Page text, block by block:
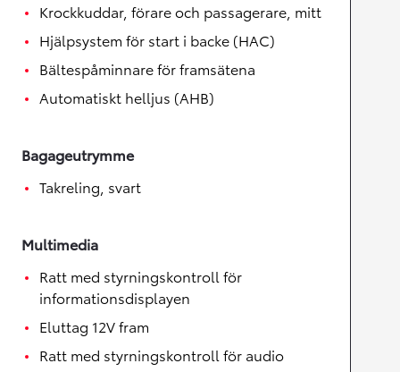
Krockkuddar, förare och passagerare, mitt
Hjälpsystem för start i backe (HAC)
Bältespåminnare för framsätena
Automatiskt helljus (AHB)
Bagageutrymme
Takreling, svart
Multimedia
Ratt med styrningskontroll för
informationsdisplayen
Eluttag 12V fram
Ratt med styrningskontroll för audio